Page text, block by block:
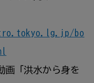
bo
画 「洪水から身を